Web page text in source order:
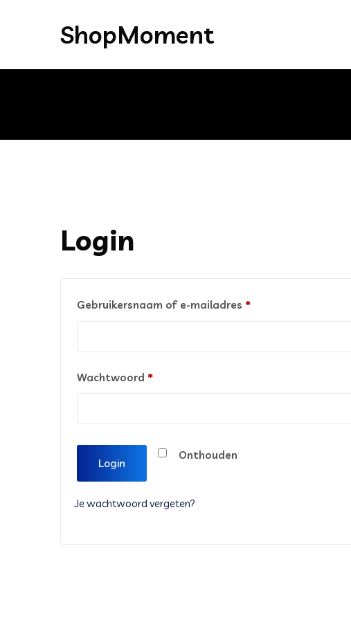
ShopMoment
Login
Gebruikersnaam of e-mailadres *Vereist
Wachtwoord *Vereist
Onthouden
Login
Je wachtwoord vergeten?